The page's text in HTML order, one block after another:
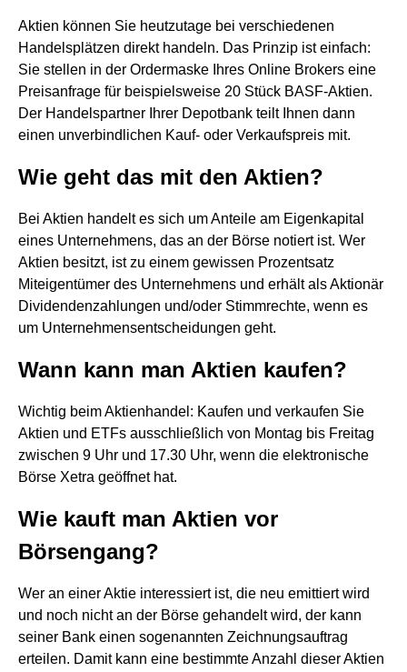
Aktien können Sie heutzutage bei verschiedenen
Handelsplätzen direkt handeln. Das Prinzip ist einfach:
Sie stellen in der Ordermaske Ihres Online Brokers eine
Preisanfrage für beispielsweise 20 Stück BASF-Aktien.
Der Handelspartner Ihrer Depotbank teilt Ihnen dann
einen unverbindlichen Kauf- oder Verkaufspreis mit.
Wie geht das mit den Aktien?
Bei Aktien handelt es sich um Anteile am Eigenkapital
eines Unternehmens, das an der Börse notiert ist. Wer
Aktien besitzt, ist zu einem gewissen Prozentsatz
Miteigentümer des Unternehmens und erhält als Aktionär
Dividendenzahlungen und/oder Stimmrechte, wenn es
um Unternehmensentscheidungen geht.
Wann kann man Aktien kaufen?
Wichtig beim Aktienhandel: Kaufen und verkaufen Sie
Aktien und ETFs ausschließlich von Montag bis Freitag
zwischen 9 Uhr und 17.30 Uhr, wenn die elektronische
Börse Xetra geöffnet hat.
Wie kauft man Aktien vor
Börsengang?
Wer an einer Aktie interessiert ist, die neu emittiert wird
und noch nicht an der Börse gehandelt wird, der kann
seiner Bank einen sogenannten Zeichnungsauftrag
erteilen. Damit kann eine bestimmte Anzahl dieser Aktien